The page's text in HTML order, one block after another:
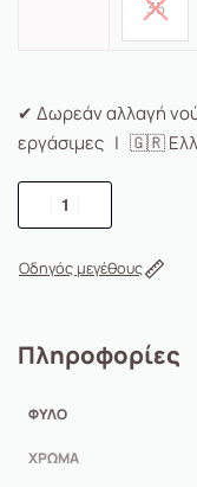
35
✔ Δωρεάν αλλαγή
εργάσιμες | 🇬🇷
Οδηγός μεγέθους
Πληροφορίες
ΦΎΛΟ
ΧΡΏΜΑ